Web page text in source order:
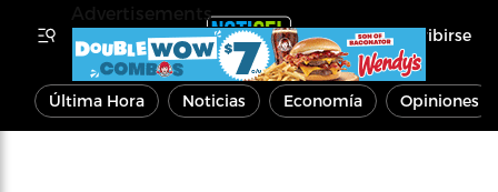
Inscribirse
Última Hora Noticias Economía Opiniones
Advertisements